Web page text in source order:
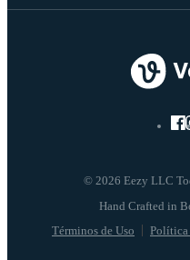
© 2026 Eezy LLC
Términos de Uso Política